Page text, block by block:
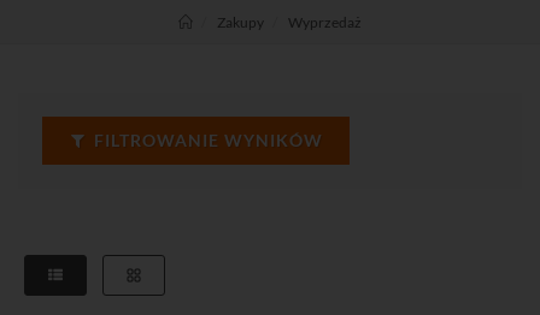
Zakupy Wyprzedaż
FILTROWANIE WYNIKÓW